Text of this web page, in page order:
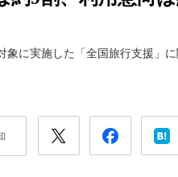
象に実施した「全国旅行支援」